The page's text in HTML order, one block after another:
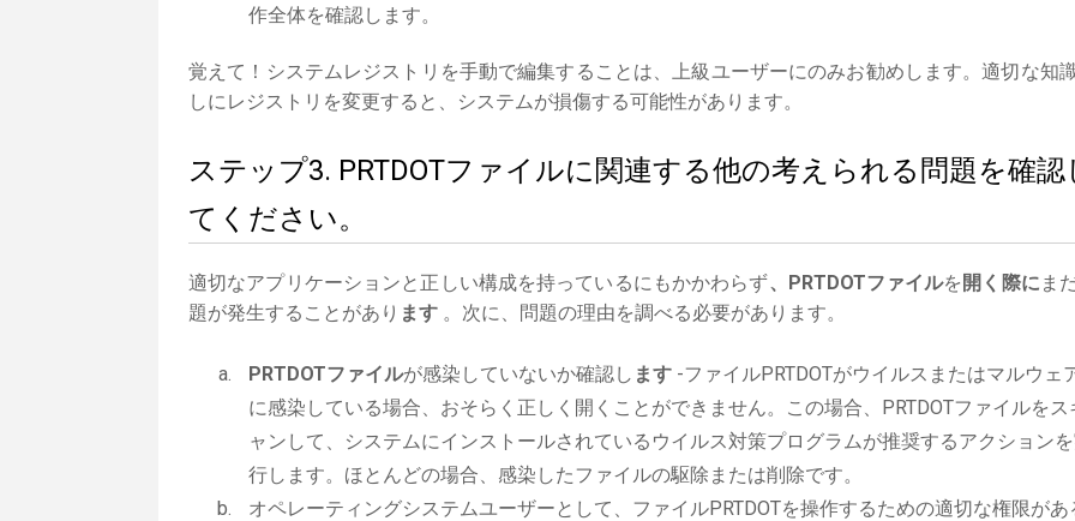
作全体を確認します。
覚えて！システムレジストリを手動で編集することは、上級ユーザーにのみお勧めします。適切な知
しにレジストリを変更すると、システムが損傷する可能性があります。
ステップ3. PRTDOTファイルに関連する他の考えられる問題を確認
てください。
適切なアプリケーションと正しい構成を持っているにもかかわらず、PRTDOTファイルを 開く際に ま
題が発生することがあり ます 。次に、問題の理由を調べる必要があります。
PRTDOTファイルが感染していないか確認し ます -ファイルPRTDOTがウイルスまたはマルウェ
に感染している場合、おそらく正しく開くことができません。この場合、PRTDOTファイルをス
ャンして、システムにインストールされているウイルス対策プログラムが推奨するアクション
行します。ほとんどの場合、感染したファイルの駆除または削除です。
オペレーティングシステムユーザーとして、ファイルPRTDOTを操作するための適切な権限があ